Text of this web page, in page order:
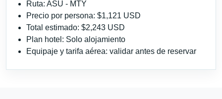
Ruta: ASU - MTY
Precio por persona: $1,121 USD
Total estimado: $2,243 USD
Plan hotel: Solo alojamiento
Equipaje y tarifa aérea: validar antes de reservar